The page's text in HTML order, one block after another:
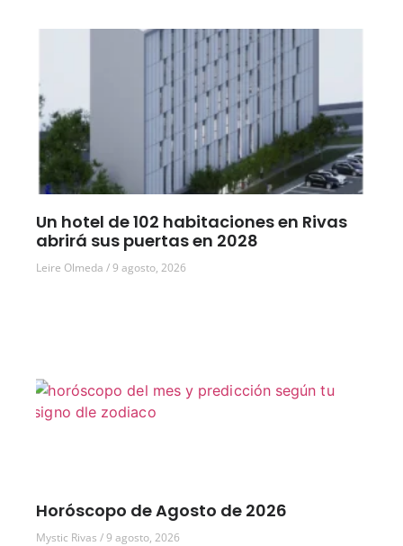
Un hotel de 102 habitaciones en Rivas
abrirá sus puertas en 2028
Leire Olmeda 9 agosto, 2026
Horóscopo de Agosto de 2026
Mystic Rivas 9 agosto, 2026